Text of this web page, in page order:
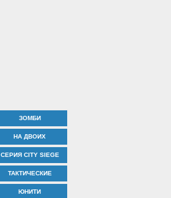
ЗОМБИ
НА ДВОИХ
СЕРИЯ CITY SIEGE
ТАКТИЧЕСКИЕ
ЮНИТИ